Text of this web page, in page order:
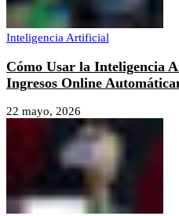
Inteligencia Artificial
Cómo Usar la Inteligencia
Ingresos Online
22 mayo, 2026